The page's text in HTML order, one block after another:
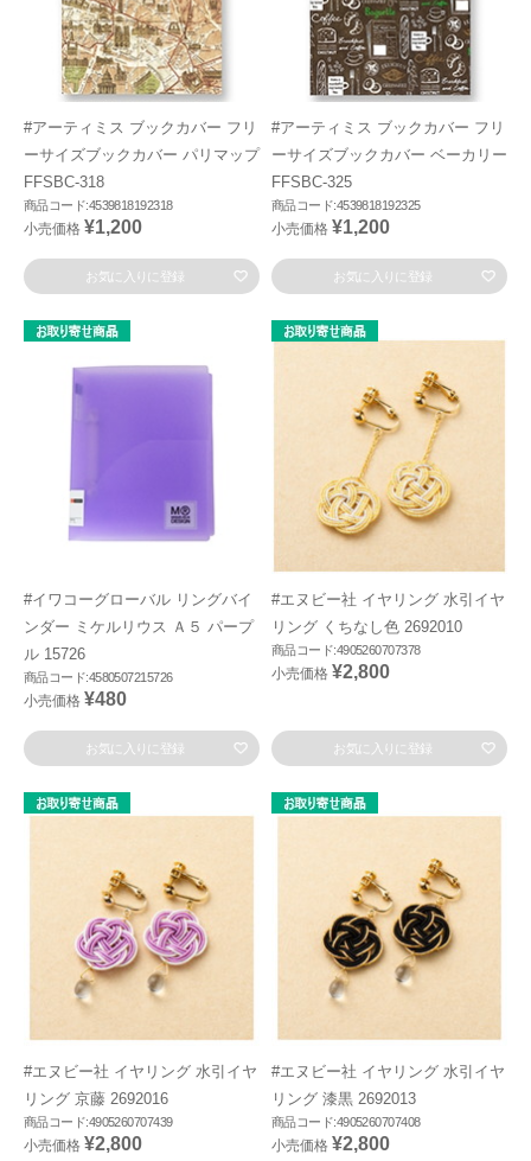
#アーティミス ブックカバー フリ
ーサイズブックカバー パリマップ
FFSBC-318
商品コード:4539818192318
小売価格 ¥1,200
お気に入りに登録
#アーティミス ブックカバー フリ
ーサイズブックカバー ベーカリー
FFSBC-325
商品コード:4539818192325
小売価格 ¥1,200
お気に入りに登録
#イワコーグローバル リングバイ
ンダー ミケルリウス Ａ５ パープ
ル 15726
商品コード:4580507215726
小売価格 ¥480
お気に入りに登録
#エヌビー社 イヤリング 水引イヤ
リング くちなし色 2692010
商品コード:4905260707378
小売価格 ¥2,800
お気に入りに登録
#エヌビー社 イヤリング 水引イヤ
リング 京藤 2692016
商品コード:4905260707439
小売価格 ¥2,800
#エヌビー社 イヤリング 水引イヤ
リング 漆黒 2692013
商品コード:4905260707408
小売価格 ¥2,800